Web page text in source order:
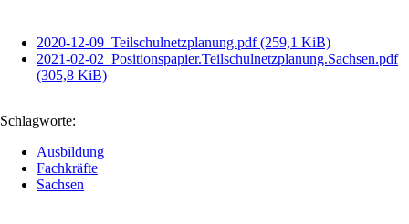
2020-12-09_Teilschulnetzplanung.pdf(259,1 KiB)
2021-02-02_Positionspapier.Teilschulnetzplanung.Sachsen.pdf
(305,8 KiB)
Schlagworte:
Ausbildung
Fachkräfte
Sachsen